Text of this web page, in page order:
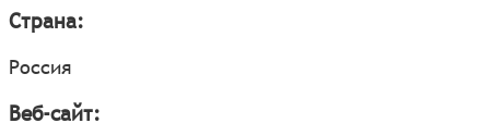
Страна:
Россия
Веб-сайт: